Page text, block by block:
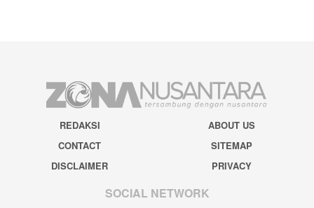
REDAKSI
ABOUT US
CONTACT
SITEMAP
DISCLAIMER
PRIVACY
SOCIAL NETWORK